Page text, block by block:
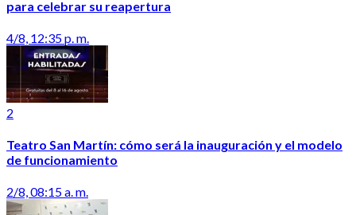
para celebrar su reapertura
4/8, 12:35 p. m.
2
Teatro San Martín: cómo será la inauguración y el modelo
de funcionamiento
2/8, 08:15 a. m.